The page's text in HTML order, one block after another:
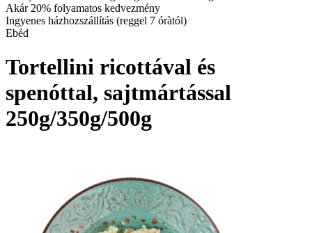
Akár 20% folyamatos kedvezmény
Ingyenes házhozszállítás (reggel 7 óràtól)
Ebéd
Tortellini ricottával és
spenóttal, sajtmártással
250g/350g/500g